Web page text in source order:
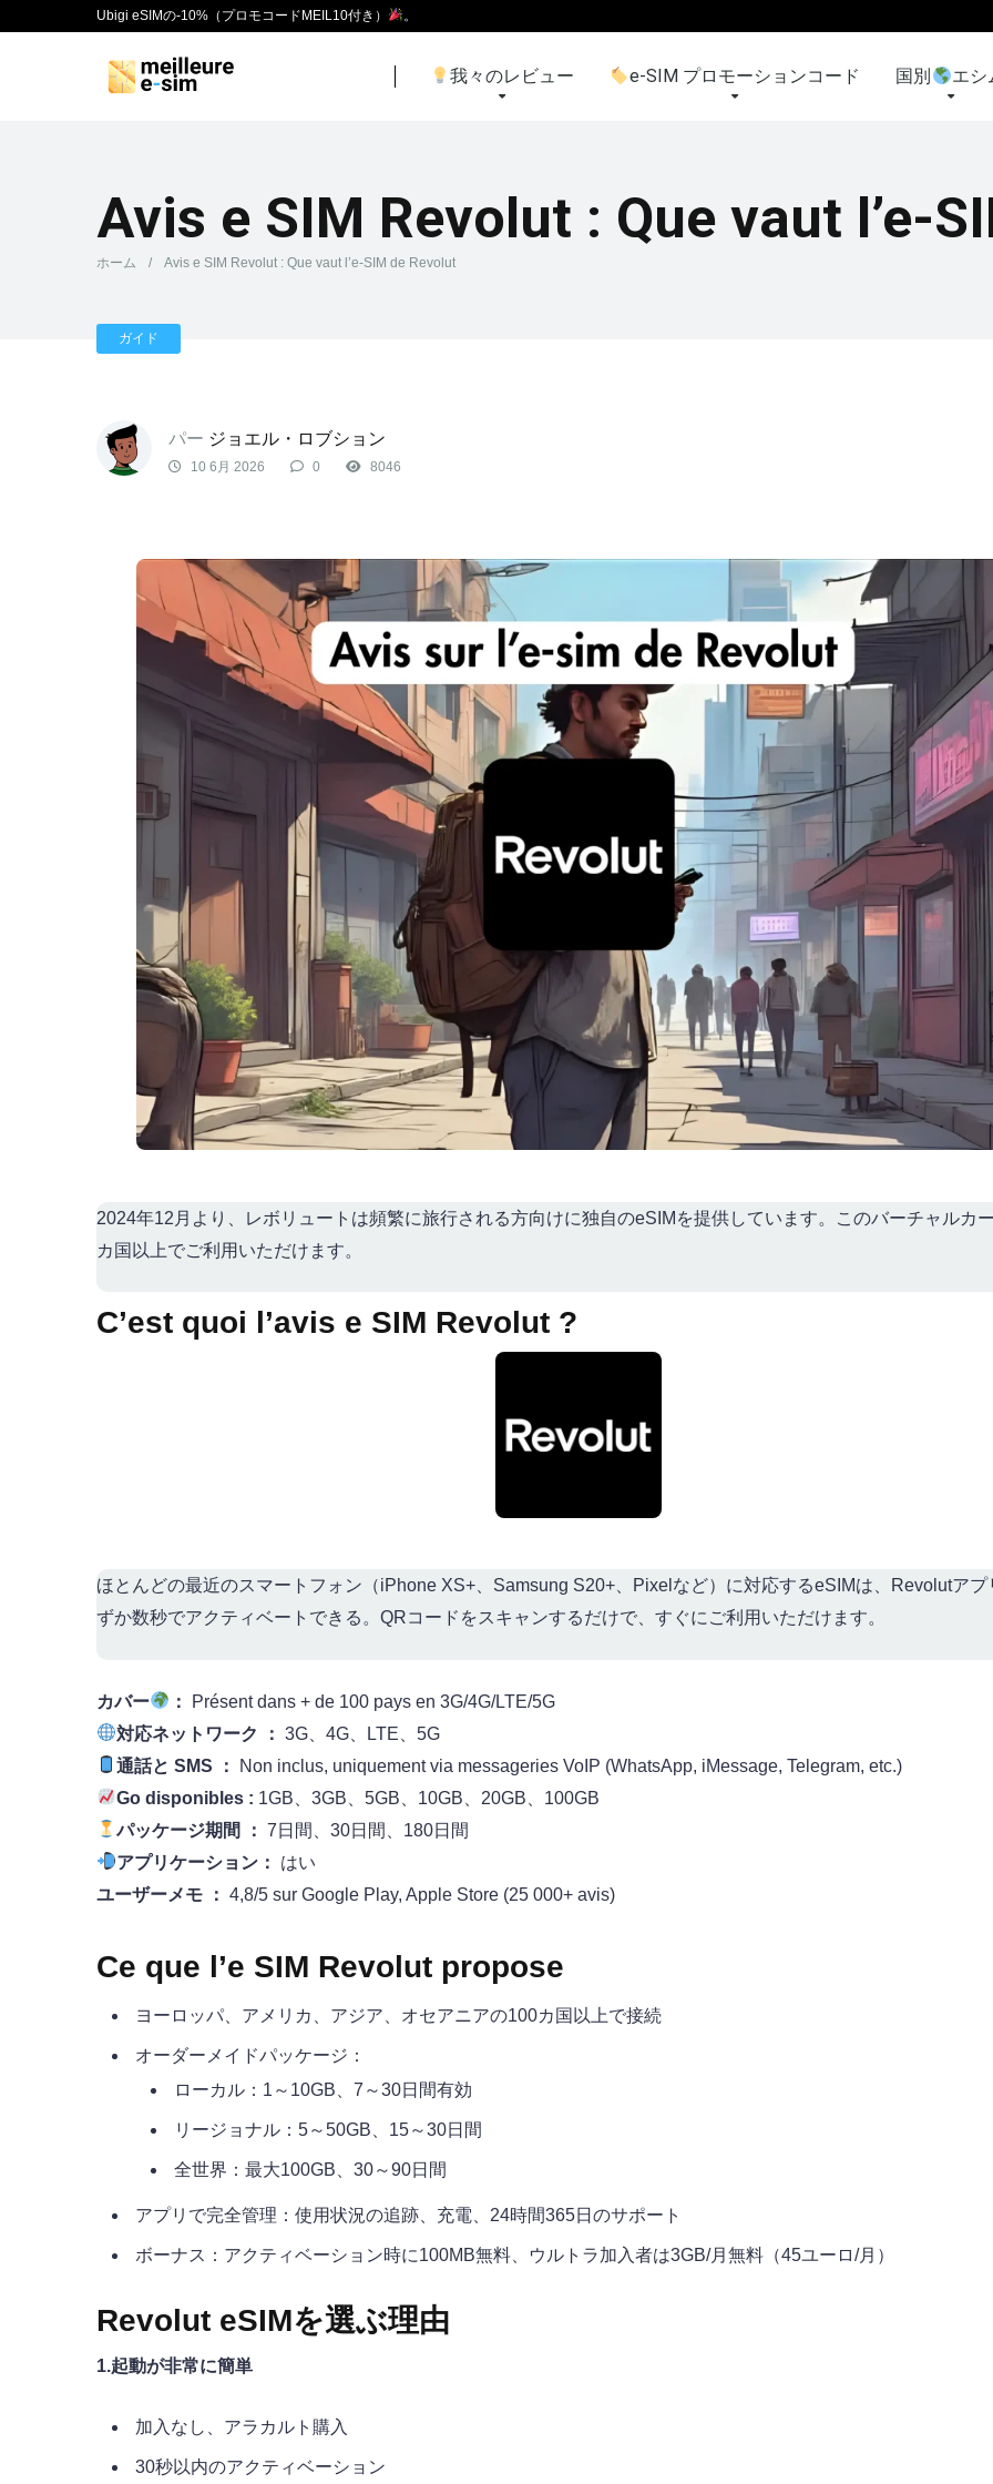
Ubigi eSIMの-10%（プロモコードMEIL10付き） 。
我々のレビュー e-SIM プロモーションコード 国別 エシ
Avis e SIM Revolut : Que vaut l’e-
ホーム / Avis e SIM Revolut : Que vaut l’e-SIM de Revolut
ガイド
パー ジョエル・ロブション
10 6月 2026 0 8046
2024年12月より、レボリュートは頻繁に旅行される方向けに独自のeSIMを提供しています。このバーチャルカ
カ国以上でご利用いただけます。
C’est quoi l’avis e SIM Revolut ?
ほとんどの最近のスマートフォン（iPhone XS+、Samsung S20+、Pixelなど）に対応するeSIMは、Revolutアプ
ずか数秒でアクティベートできる。QRコードをスキャンするだけで、すぐにご利用いただけます。
カバー ：
Présent dans + de 100 pays en 3G/4G/LTE/5G
対応ネットワーク ： 3G、4G、LTE、5G
通話と SMS ：
Non inclus, uniquement via messageries VoIP (WhatsApp, iMessage, Telegram, etc.)
Go disponibles : 1GB、3GB、5GB、10GB、20GB、100GB
パッケージ期間 ： 7日間、30日間、180日間
アプリケーション：
はい
ユーザーメモ ： 4,8/5 sur Google Play, Apple Store (25 000+ avis)
Ce que l’e SIM Revolut propose
ヨーロッパ、アメリカ、アジア、オセアニアの100カ国以上で接続
オーダーメイドパッケージ：
ローカル：1～10GB、7～30日間有効
リージョナル：5～50GB、15～30日間
全世界：最大100GB、30～90日間
アプリで完全管理：使用状況の追跡、充電、24時間365日のサポート
ボーナス：アクティベーション時に100MB無料、ウルトラ加入者は3GB/月無料（45ユーロ/月）
Revolut eSIMを選ぶ理由
1.起動が非常に簡単
加入なし、アラカルト購入
30秒以内のアクティベーション